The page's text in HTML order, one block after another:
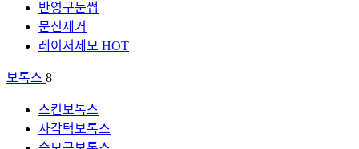
반영구눈썹
문신제거
레이저제모 HOT
보톡스 8
스킨보톡스
사각턱보톡스